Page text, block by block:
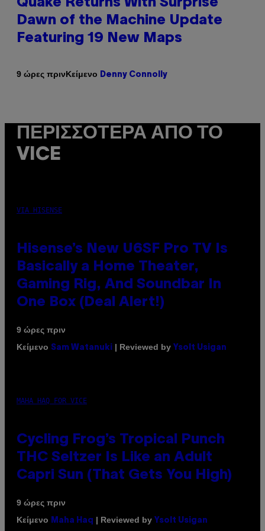
Quake Returns With Surprise
Dawn of the Machine Update
Featuring 19 New Maps
9 ώρες πρινΚείμενο Denny Connolly
ΠΕΡΙΣΣΌΤΕΡΑ ΑΠΌ ΤΟ
VICE
VIA HISENSE
Hisense’s New U6SF Pro TV Is
Basically a Home Theater,
Gaming Rig, And Soundbar In
One Box (Deal Alert!)
9 ώρες πριν
Κείμενο Sam Watanuki | Reviewed by Ysolt Usigan
MAHA HAQ FOR VICE
Cycling Frog’s Tropical Punch
THC Seltzer Is Like an Adult
Capri Sun (That Gets You High)
9 ώρες πριν
Κείμενο
Maha Haq | Reviewed by Ysolt Usigan